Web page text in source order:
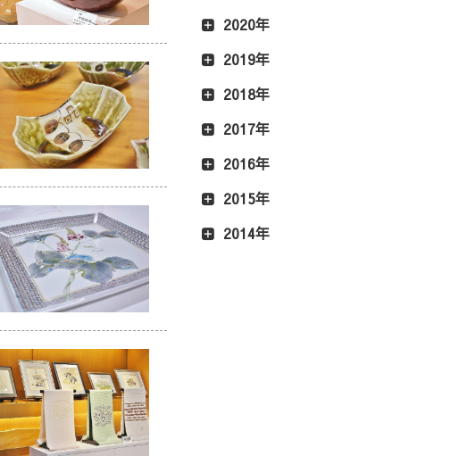
2020年
2019年
2018年
2017年
2016年
2015年
2014年